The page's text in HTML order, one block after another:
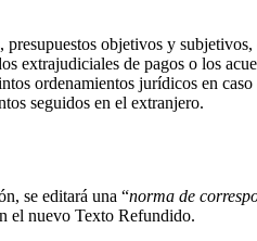
objetivos y
extrajudiciales de pagos o los
ordenamientos jurídicos en
seguidos en el extranjero.
se editará una “norma de
el nuevo Texto Refundido.